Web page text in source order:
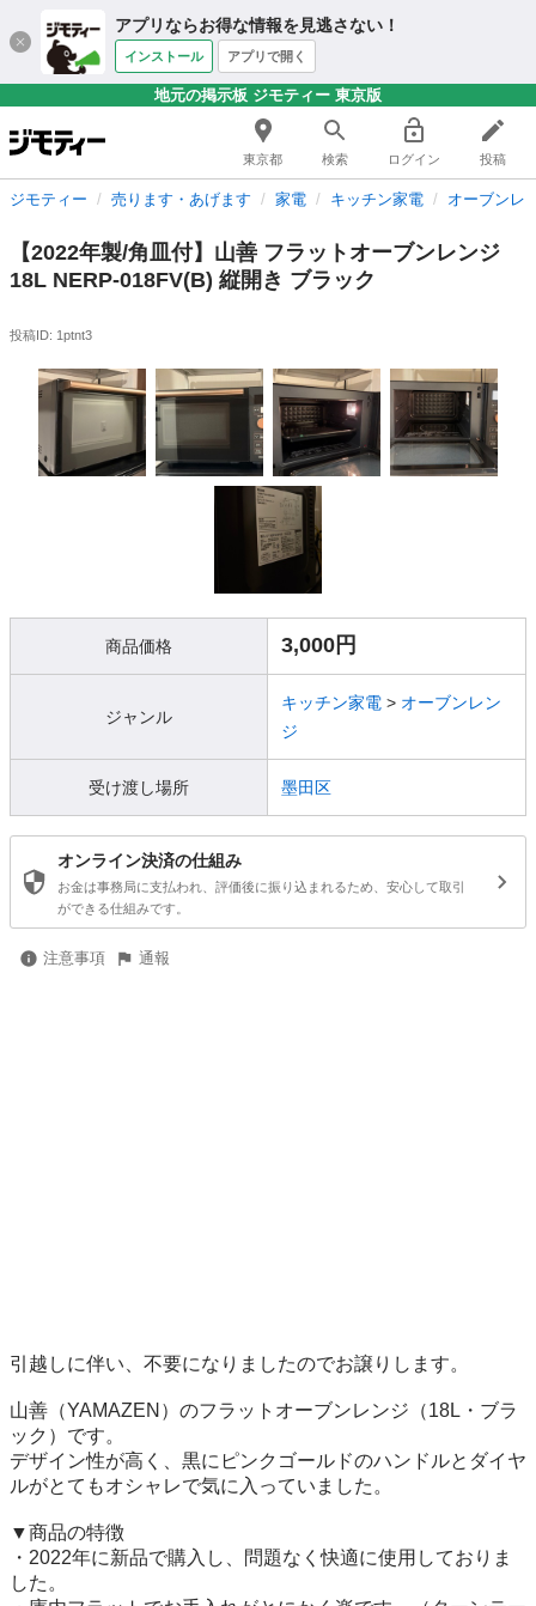
アプリならお得な情報を見逃さない！
インストール アプリで開く
地元の掲示板 ジモティー 東京版
東京都 検索 ログイン 投稿
ジモティー 売ります・あげます 家電 キッチン家電 オーブンレ
【2022年製/角皿付】山善 フラットオーブンレンジ
18L NERP-018FV(B) 縦開き ブラック
投稿ID: 1ptnt3
商品価格 3,000円
ジャンル
キッチン家電 > オーブンレン
ジ
受け渡し場所 墨田区
オンライン決済の仕組み
お金は事務局に支払われ、評価後に振り込まれるため、安心して取引
ができる仕組みです。
注意事項 通報
引越しに伴い、不要になりましたのでお譲りします。
山善（YAMAZEN）のフラットオーブンレンジ（18L・ブラ
ック）です。
デザイン性が高く、黒にピンクゴールドのハンドルとダイヤ
ルがとてもオシャレで気に入っていました。
▼商品の特徴
・2022年に新品で購入し、問題なく快適に使用しておりま
した。